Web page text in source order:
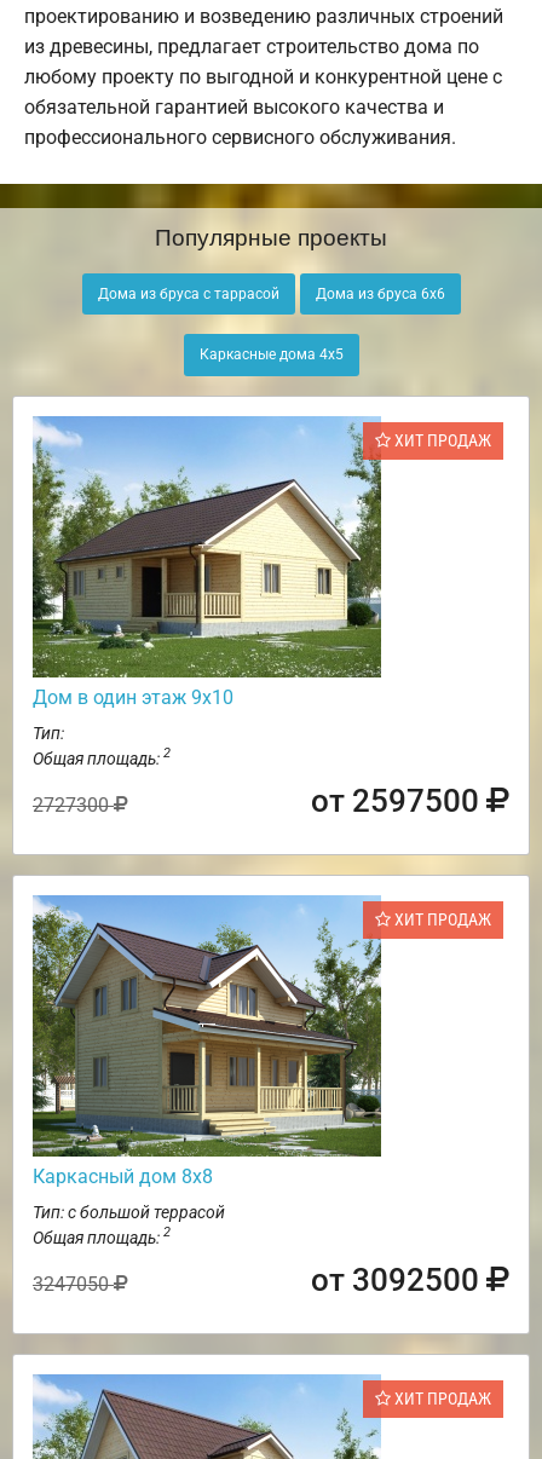
проектированию и возведению различных строений
из древесины, предлагает строительство дома по
любому проекту по выгодной и конкурентной цене с
обязательной гарантией высокого качества и
профессионального сервисного обслуживания.
Популярные проекты
Дома из бруса с таррасой Дома из бруса 6х6
Каркасные дома 4х5
ХИТ ПРОДАЖ
Дом в один этаж 9х10
Тип:
Общая площадь: 2
2727300 от 2597500
ХИТ ПРОДАЖ
Каркасный дом 8х8
Тип: с большой террасой
Общая площадь: 2
3247050 от 3092500
ХИТ ПРОДАЖ